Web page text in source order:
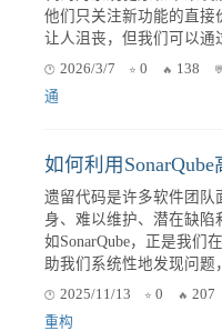
重构
默认 / 最新 / 人气
在软件开发中，我们常
代码对系统健康和未来发
他们只关注新功能的直接
让人沮丧，但我们可以
2026/3/7 0 138
通